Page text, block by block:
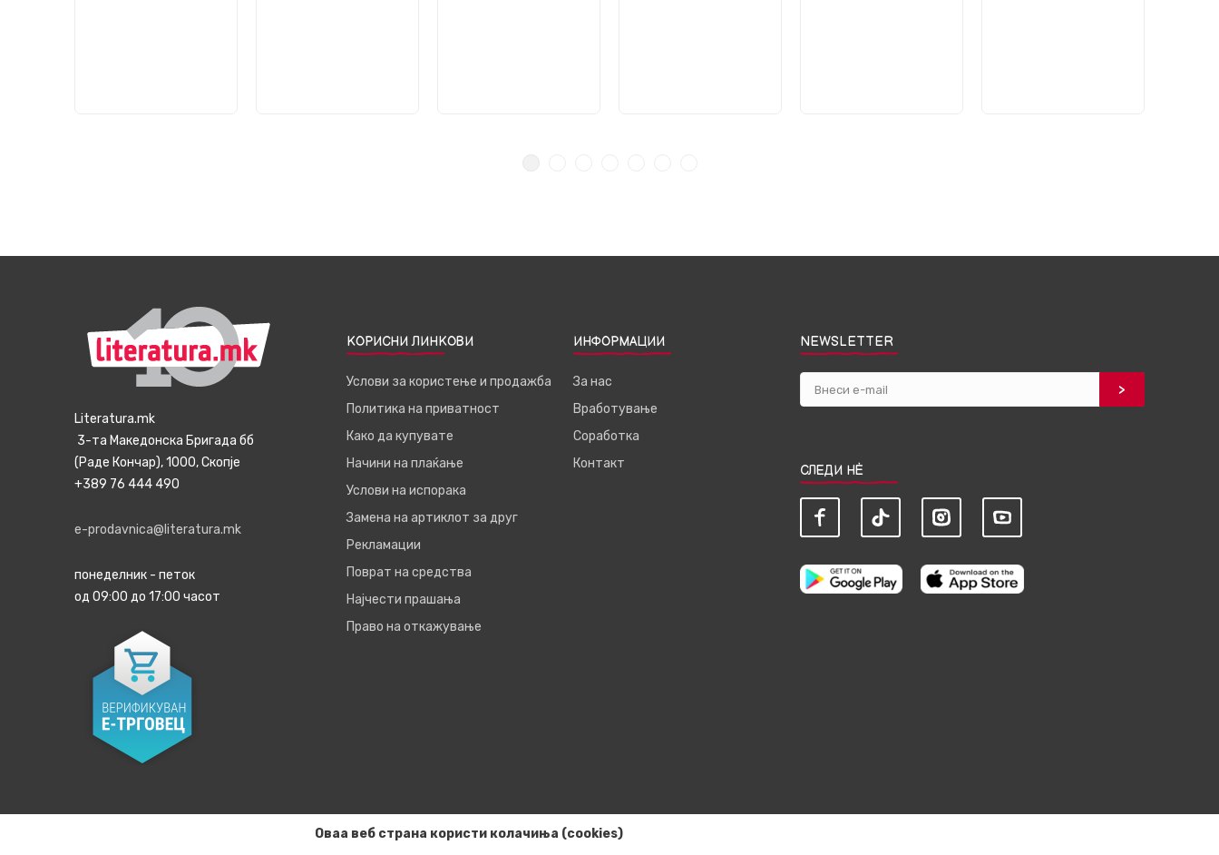
Literatura.mk
3-та Македонска Бригада бб
(Раде Кончар), 1000, Скопје
+389 76 444 490
e-prodavnica@literatura.mk
понеделник - петок
од 09:00 до 17:00 часот
КОРИСНИ ЛИНКОВИ
Услови за користење и продажба
Политика на приватност
Како да купувате
Начини на плаќање
Услови на испорака
Замена на артиклот за друг
Рекламации
Поврат на средства
Најчести прашања
Право на откажување
ИНФОРМАЦИИ
За нас
Вработување
Соработка
Контакт
NEWSLETTER
СЛЕДИ НЀ
Оваа веб страна користи колачиња (cookies)